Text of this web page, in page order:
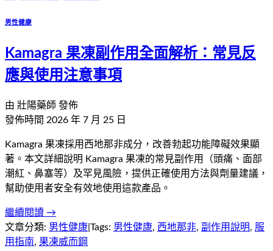
男性健康
Kamagra 果凍副作用全面解析：常見反
應與使用注意事項
由 壯陽藥師 發佈
發佈時間 2026 年 7 月 25 日
Kamagra 果凍採用西地那非成分，改善勃起功能障礙效果顯
著。本文詳細說明 Kamagra 果凍的常見副作用（頭痛、面部
潮紅、鼻塞等）及罕見風險，提供正確使用方法與劑量建議，
幫助使用者安全有效地使用這款產品。
繼續閱讀 →
文章分類: 男性健康 Tags: 男性健康, 西地那非, 副作用說明, 服
用指南, 果凍威而鋼